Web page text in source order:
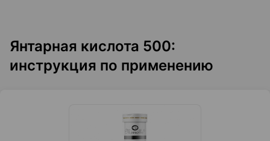
Янтарная кислота 500:
инструкция по применению